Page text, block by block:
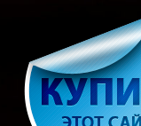
содержимому